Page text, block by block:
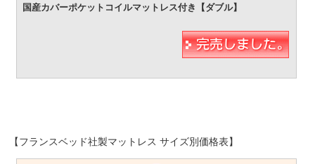
【フランスベッド社製マットレス サイズ別価格表】